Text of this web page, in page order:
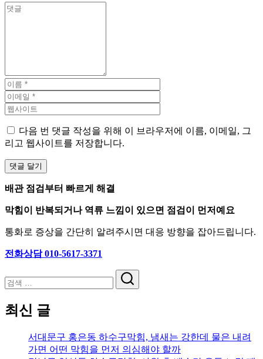
다음 번 댓글 작성을 위해 이 브라우저에 이름, 이메일, 그
리고 웹사이트를 저장합니다.
배관 점검부터 빠르게 해결
막힘이 반복되거나 역류 느낌이 있으면 점검이 먼저예요
통화로 증상을 간단히 알려주시면 대응 방향을 잡아드립니다.
전화상담 010-5617-3371
검
최신 글
서대문구 홍은동 하수구막힘, 냄새는 강한데 물은 내려
가면 어떤 막힘을 먼저 의심해야 할까